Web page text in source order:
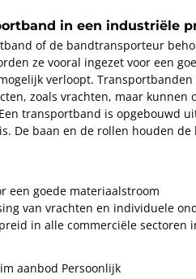
in een industriële
of de bandtransporteur
ze vooral ingezet voor een
verloopt.
zoals vrachten, maar kunnen
transportband is opgebouwd
De baan en de rollen houden
een goede materiaalstroom
van vrachten en individuele
in alle commerciële sectoren
aanbod Persoonlijk